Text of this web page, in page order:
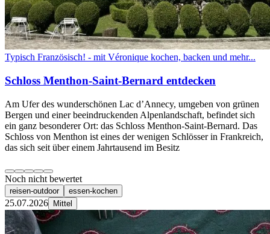
Typisch Französisch! - mit Véronique kochen, backen und mehr...
Schloss Menthon-Saint-Bernard entdecken
Am Ufer des wunderschönen Lac d’Annecy, umgeben von grünen
Bergen und einer beeindruckenden Alpenlandschaft, befindet sich
ein ganz besonderer Ort: das Schloss Menthon-Saint-Bernard. Das
Schloss von Menthon ist eines der wenigen Schlösser in Frankreich,
das sich seit über einem Jahrtausend im Besitz
Noch nicht bewertet
reisen-outdoor essen-kochen
25.07.2026 Mittel